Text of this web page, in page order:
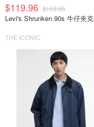
$119.96 $159.95
Levi's Shrunken 90s 牛仔夹克
THE ICONIC